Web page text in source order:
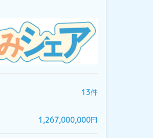
13件
1,267,000,000円